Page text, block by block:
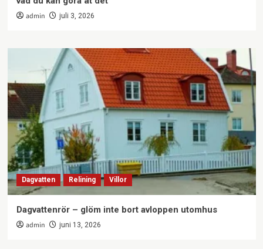
admin juli 3, 2026
Dagvatten Relining Villor
Dagvattenrör – glöm inte bort avloppen utomhus
admin juni 13, 2026